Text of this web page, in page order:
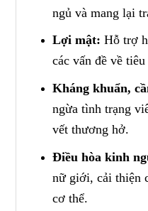
ngủ và mang lại
Lợi mật: Hỗ trợ
các vấn đề về
Kháng khuẩn,
ngừa tình trạng
vết thương hở.
Điều hòa kinh
nữ giới, cải thiện
cơ thể.